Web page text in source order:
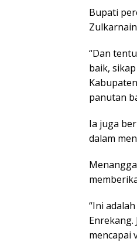
Bupati
“Dan
baik,
panutan
Ia juga
dalam
“Ini
mencapai